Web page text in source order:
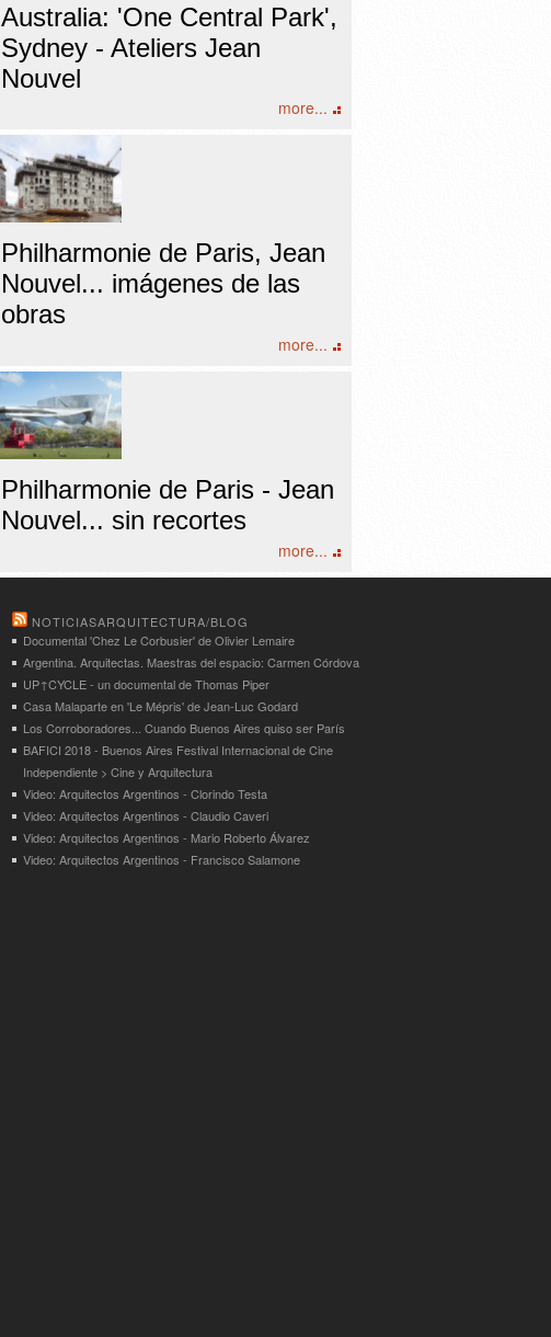
Australia: 'One Central Park',
Sydney - Ateliers Jean
Nouvel
more...
Philharmonie de Paris, Jean
Nouvel... imágenes de las
obras
more...
Philharmonie de Paris - Jean
Nouvel... sin recortes
more...
NOTICIASARQUITECTURA/BLOG
Documental 'Chez Le Corbusier' de Olivier Lemaire
Argentina. Arquitectas. Maestras del espacio: Carmen Córdova
UP↑CYCLE - un documental de Thomas Piper
Casa Malaparte en 'Le Mépris' de Jean-Luc Godard
Los Corroboradores... Cuando Buenos Aires quiso ser París
BAFICI 2018 - Buenos Aires Festival Internacional de Cine
Independiente > Cine y Arquitectura
Video: Arquitectos Argentinos - Clorindo Testa
Video: Arquitectos Argentinos - Claudio Caveri
Video: Arquitectos Argentinos - Mario Roberto Álvarez
Video: Arquitectos Argentinos - Francisco Salamone